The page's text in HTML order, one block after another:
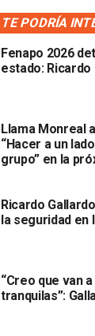
TE PODRÍA
Fenapo 2026
estado: Ricardo
Llama Monreal
“Hacer a un
grupo” en la
Ricardo
la seguridad en
“Creo que van
tranquilas”: